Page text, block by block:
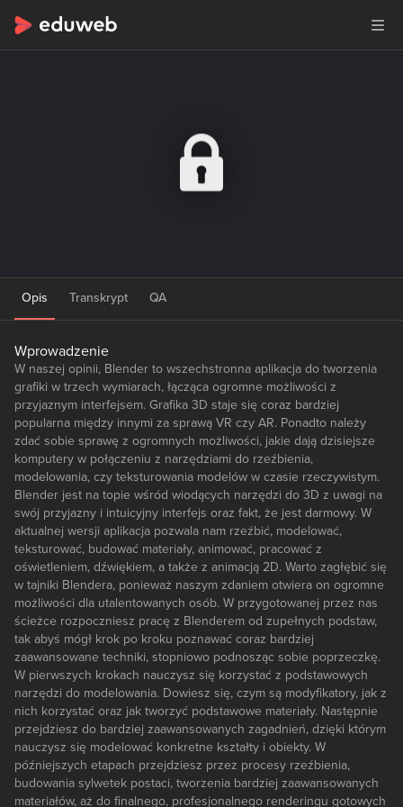
Opis Transkrypt QA
Wprowadzenie
W naszej opinii, Blender to wszechstronna aplikacja do tworzenia
grafiki w trzech wymiarach, łącząca ogromne możliwości z
przyjaznym interfejsem. Grafika 3D staje się coraz bardziej
popularna między innymi za sprawą VR czy AR. Ponadto należy
zdać sobie sprawę z ogromnych możliwości, jakie dają dzisiejsze
komputery w połączeniu z narzędziami do rzeźbienia,
modelowania, czy teksturowania modelów w czasie rzeczywistym.
Blender jest na topie wśród wiodących narzędzi do 3D z uwagi na
swój przyjazny i intuicyjny interfejs oraz fakt, że jest darmowy. W
aktualnej wersji aplikacja pozwala nam rzeźbić, modelować,
teksturować, budować materiały, animować, pracować z
oświetleniem, dźwiękiem, a także z animacją 2D. Warto zagłębić się
w tajniki Blendera, ponieważ naszym zdaniem otwiera on ogromne
możliwości dla utalentowanych osób. W przygotowanej przez nas
ścieżce rozpoczniesz pracę z Blenderem od zupełnych podstaw,
tak abyś mógł krok po kroku poznawać coraz bardziej
zaawansowane techniki, stopniowo podnosząc sobie poprzeczkę.
W pierwszych krokach nauczysz się korzystać z podstawowych
narzędzi do modelowania. Dowiesz się, czym są modyfikatory, jak z
nich korzystać oraz jak tworzyć podstawowe materiały. Następnie
przejdziesz do bardziej zaawansowanych zagadnień, dzięki którym
nauczysz się modelować konkretne kształty i obiekty. W
późniejszych etapach przejdziesz przez procesy rzeźbienia,
budowania sylwetek postaci, tworzenia bardziej zaawansowanych
materiałów, aż do finalnego, profesjonalnego renderingu gotowych